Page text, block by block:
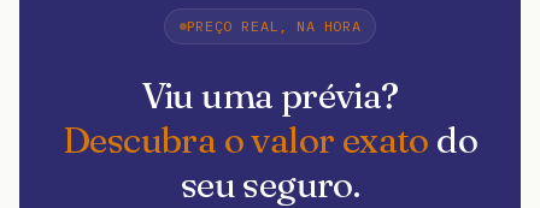
PREÇO REAL, NA HORA
Viu uma prévia?
Descubra o valor exato do
seu seguro.